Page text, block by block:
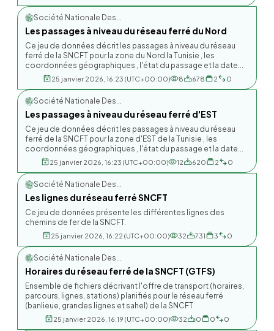
Société Nationale Des...
Les passages à niveau du réseau ferré du Nord
Ce jeu de données décrit les passages à niveau du réseau
ferré de la SNCFT pour la zone du Nord la Tunisie , les
coordonnées géographiques , l'état du passage et la date...
25 janvier 2026, 16:23 (UTC+00:00) 8 678 2 0
Société Nationale Des...
Les passages à niveau du réseau ferré d'EST
Ce jeu de données décrit les passages à niveau du réseau
ferré de la SNCFT pour la zone d'EST de la Tunisie , les
coordonnées géographiques , l'état du passage et la date...
25 janvier 2026, 16:23 (UTC+00:00) 12 620 2 0
Société Nationale Des...
Les lignes du réseau ferré SNCFT
Ce jeu de données présente les différentes lignes des
chemins de fer de la SNCFT.
25 janvier 2026, 16:22 (UTC+00:00) 32 731 3 0
Société Nationale Des...
Horaires du réseau ferré de la SNCFT (GTFS)
Ensemble de fichiers décrivant l'offre de transport (horaires,
parcours, lignes, stations) planifiés pour le réseau ferré
(banlieue, grandes lignes et sahel) de la SNCFT
25 janvier 2026, 16:19 (UTC+00:00) 32 0 0 0